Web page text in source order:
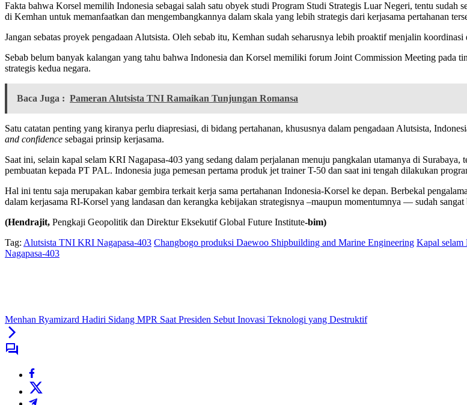
Fakta bahwa Korsel memilih Indonesia sebagai salah satu obyek studi Program Studi Strategis Luar Negeri, tentu
di Kemhan untuk memanfaatkan dan mengembangkannya dalam skala yang lebih strategis dari kerjasama pertahanan
Jangan sebatas proyek pengadaan Alutsista. Oleh sebab itu, Kemhan sudah seharusnya lebih proaktif menjalin
Sebab belum banyak kalangan yang tahu bahwa Indonesia dan Korsel memiliki forum Joint Commission Meeting pada
strategis kedua negara.
Baca Juga : Pameran Alutsista TNI Ramaikan Tunjungan Romansa
Satu catatan penting yang kiranya perlu diapresiasi, di bidang pertahanan, khususnya dalam pengadaan Alutsista,
and confidence sebagai prinsip kerjasama.
Saat ini, selain kapal selam KRI Nagapasa-403 yang sedang dalam perjalanan menuju pangkalan utamanya di
pembuatan kepada PT PAL. Indonesia juga pemesan pertama produk jet trainer T-50 dan saat ini tengah dilakukan
Hal ini tentu saja merupakan kabar gembira terkait kerja sama pertahanan Indonesia-Korsel ke depan. Berbekal
dalam kerjasama RI-Korsel yang landasan dan kerangka kebijakan strategisnya –maupun momentumnya — sudah
(Hendrajit, Pengkaji Geopolitik dan Direktur Eksekutif Global Future Institute-bim)
Tag: Alutsista TNI KRI Nagapasa-403 Changbogo produksi Daewoo Shipbuilding and Marine Engineering Kapal selam
Nagapasa-403
Menhan Ryamizard Hadiri Sidang MPR Saat Presiden Sebut Inovasi Teknologi yang Destruktif